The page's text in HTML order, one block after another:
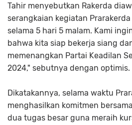
Tahir menyebutkan Rakerda
serangkaian kegiatan
selama 5 hari 5 malam. Kami
bahwa kita siap bekerja siang
memenangkan Partai Keadilan
2024," sebutnya dengan optimis.
Dikatakannya, selama waktu
menghasilkan komitmen
dua tugas besar guna meraih